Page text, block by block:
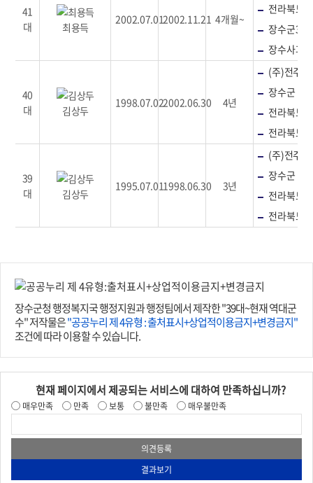
41
대
최용득
2002.07.012002.11.21 4개월~
전라북도
장수군3대
장수사과
40
대
김상두
1998.07.022002.06.30 4년
(주)전주
장수군 임
전라북도
전라북도
39
대
김상두
1995.07.011998.06.30 3년
(주)전주
장수군 임
전라북도
전라북도
장수군청 행정복지국 행정지원과 행정팀에서 제작한 "39대~현재 역대군
수" 저작물은"공공누리 제 4유형 : 출처표시+상업적이용금지+변경금지"
조건에 따라 이용할 수 있습니다.
현재 페이지에서 제공되는 서비스에 대하여 만족하십니까?
매우만족 만족 보통 불만족 매우불만족